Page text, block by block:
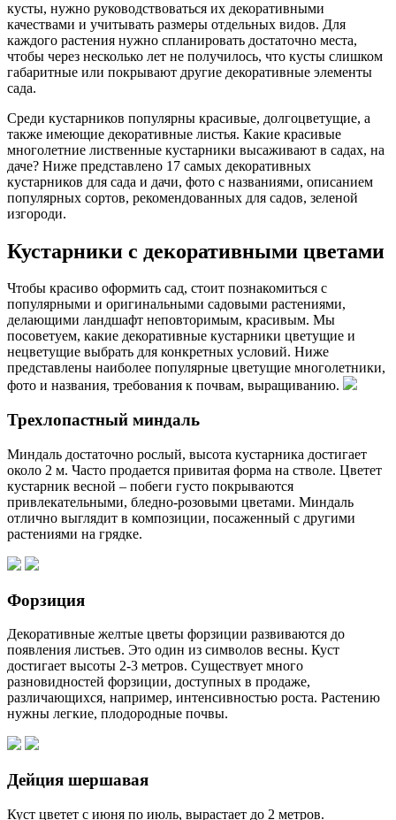
кусты, нужно руководствоваться их декоративными
качествами и учитывать размеры отдельных видов. Для
каждого растения нужно спланировать достаточно места,
чтобы через несколько лет не получилось, что кусты слишком
габаритные или покрывают другие декоративные элементы
сада.
Среди кустарников популярны красивые, долгоцветущие, а
также имеющие декоративные листья. Какие красивые
многолетние лиственные кустарники высаживают в садах, на
даче? Ниже представлено 17 самых декоративных
кустарников для сада и дачи, фото с названиями, описанием
популярных сортов, рекомендованных для садов, зеленой
изгороди.
Кустарники с декоративными цветами
Чтобы красиво оформить сад, стоит познакомиться с
популярными и оригинальными садовыми растениями,
делающими ландшафт неповторимым, красивым. Мы
посоветуем, какие декоративные кустарники цветущие и
нецветущие выбрать для конкретных условий. Ниже
представлены наиболее популярные цветущие многолетники,
фото и названия, требования к почвам, выращиванию.
Трехлопастный миндаль
Миндаль достаточно рослый, высота кустарника достигает
около 2 м. Часто продается привитая форма на стволе. Цветет
кустарник весной – побеги густо покрываются
привлекательными, бледно-розовыми цветами. Миндаль
отлично выглядит в композиции, посаженный с другими
растениями на грядке.
Форзиция
Декоративные желтые цветы форзиции развиваются до
появления листьев. Это один из символов весны. Куст
достигает высоты 2-3 метров. Существует много
разновидностей форзиции, доступных в продаже,
различающихся, например, интенсивностью роста. Растению
нужны легкие, плодородные почвы.
Дейция шершавая
Куст цветет с июня по июль, вырастает до 2 метров.